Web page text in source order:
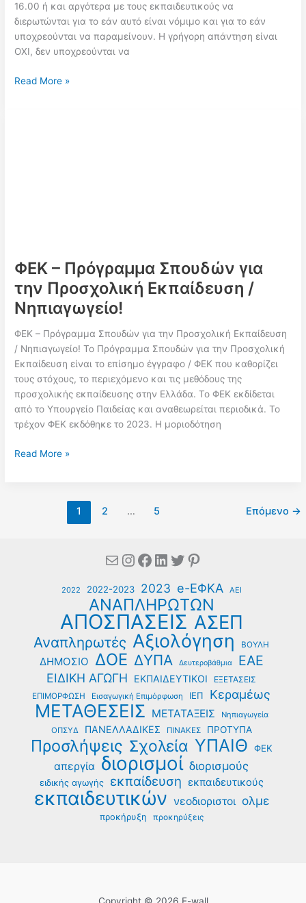
16.00 ή και αργότερα με τους εκπαιδευτικούς να
διερωτώνται για το εάν αυτό είναι νόμιμο και για το εάν
υποχρεούνται να παραμείνουν. Η γρήγορη απάντηση είναι
ΟΧΙ, δεν υποχρεούνται να
Μπορεί
Read More »
ΦΕΚ – Πρόγραμμα Σπουδών για
την Προσχολική Εκπαίδευση /
Νηπιαγωγείο!
ΦΕΚ – Πρόγραμμα Σπουδών για την Προσχολική Εκπαίδευση
/ Νηπιαγωγείο! Το Πρόγραμμα Σπουδών για την Προσχολική
Εκπαίδευση είναι το επίσημο έγγραφο / ΦΕΚ που καθορίζει
τους στόχους, το περιεχόμενο και τις μεθόδους της
προσχολικής εκπαίδευσης στην Ελλάδα. Το ΦΕΚ εκδίδεται
από το Υπουργείο Παιδείας και αναθεωρείται περιοδικά. Το
τρέχον ΦΕΚ εκδόθηκε το 2023. Η μοριοδότηση
ΦΕΚ
Νηπιαγωγείο!
Read More »
1 2 … 5 Επόμενο →
MailInstagram
Facebook
Linkedin
Twitter
Pinterest
2022 2022-2023 2023 e-ΕΦΚΑ ΑΕΙ
ΑΝΑΠΛΗΡΩΤΩΝ
ΑΠΟΣΠΑΣΕΙΣ ΑΣΕΠ
Αναπληρωτές Αξιολόγηση ΒΟΥΛΗ
ΔΗΜΟΣΙΟ ΔΟΕ ΔΥΠΑ Δευτεροβάθμια ΕΑΕ
ΕΙΔΙΚΗ ΑΓΩΓΗ ΕΚΠΑΙΔΕΥΤΙΚΟΙ ΕΞΕΤΑΣΕΙΣ
ΕΠΙΜΟΡΦΩΣΗ Εισαγωγική Επιμόρφωση ΙΕΠ Κεραμέως
ΜΕΤΑΘΕΣΕΙΣ ΜΕΤΑΤΑΞΕΙΣ
Νηπιαγωγεία
ΟΠΣΥΔ
ΠΑΝΕΛΛΑΔΙΚΕΣ ΠΙΝΑΚΕΣ ΠΡΟΤΥΠΑ
Προσλήψεις Σχολεία ΥΠΑΙΘ ΦΕΚ
απεργία διορισμοί διορισμούς
ειδικής αγωγής εκπαίδευση εκπαιδευτικούς
εκπαιδευτικών νεοδιοριστοι ολμε
προκήρυξη προκηρύξεις